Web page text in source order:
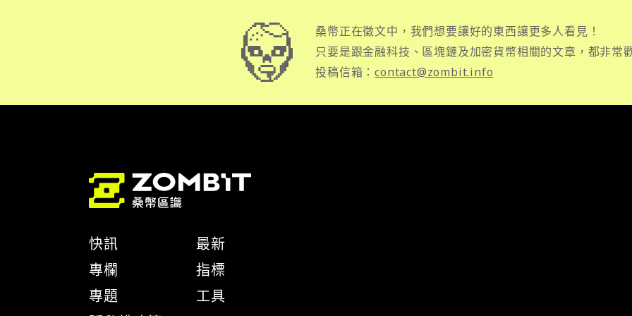
桑幣正在徵文中，我們想要讓好的東西讓更多人看見！
只要是跟金融科技、區塊鏈及加密貨幣相關的文章，都非常
投稿信箱：contact@zombit.info
快訊
專欄
專題
最新
指標
工具